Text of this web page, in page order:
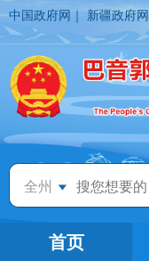
中国政府网 ｜新疆政府网
全州
首页